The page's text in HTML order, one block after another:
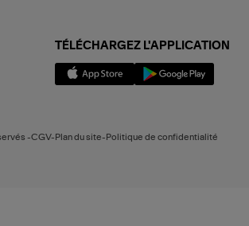
TÉLÉCHARGEZ L'APPLICATION
-CGV-Plan du site-Politique de confidentialité